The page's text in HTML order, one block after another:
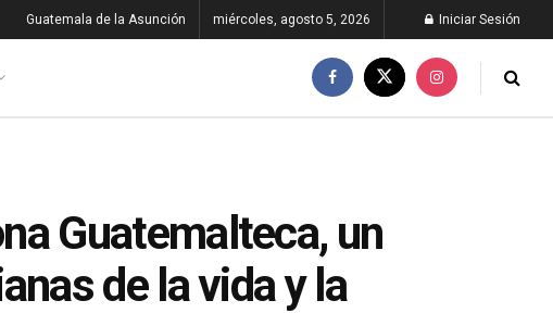
Guatemala de la Asunción miércoles, agosto 5, 2026 Iniciar Sesión
Guatemalteca, un
de la vida y la